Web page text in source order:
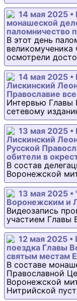
14 мая 2025
монашеской
паломничество
В этот день
осмотрели
14 мая 2025
Лискинский
Православие
Интервью Главы
сетевому
13 мая 2025
Лискинский
Русской
обители в
В состав
Воронежской
13 мая 2025
Воронежским и
Видеозапись
участием Главы
12 мая 2025
поездка Главы
святым местам
В составе
Православной
Воронежской
Нитрийской